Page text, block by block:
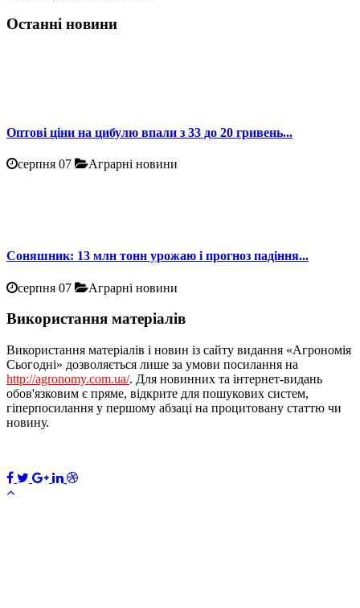
Останні новини
Оптові ціни на цибулю впали з 33 до 20 гривень...
серпня 07 Аграрні новини
Соняшник: 13 млн тонн урожаю і прогноз падіння...
серпня 07 Аграрні новини
Використання матеріалів
Використання матеріалів і новин із сайту видання «Агрономія
Сьогодні» дозволяється лише за умови посилання на
http://agronomy.com.ua/. Для новинних та інтернет-видань
обов'язковим є пряме, відкрите для пошукових систем,
гіперпосилання у першому абзаці на процитовану статтю чи
новину.